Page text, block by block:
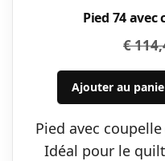
Pied 74
€
Ajouter au
Pied avec
Idéal pour le